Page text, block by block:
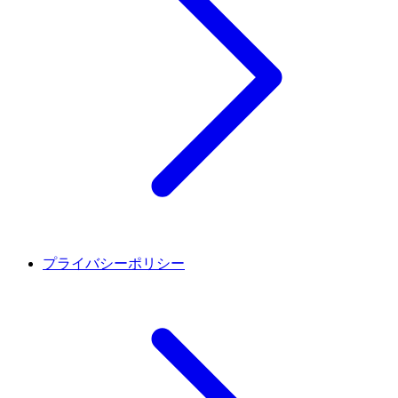
プライバシーポリシー